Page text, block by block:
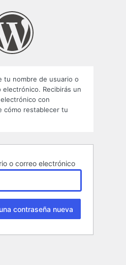
tu nombre de usuario o
Recibirás un
con
cómo restablecer tu
o correo electrónico